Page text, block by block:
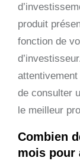
produit
fonction de
de consulter
le meilleur
Combien
mois pour